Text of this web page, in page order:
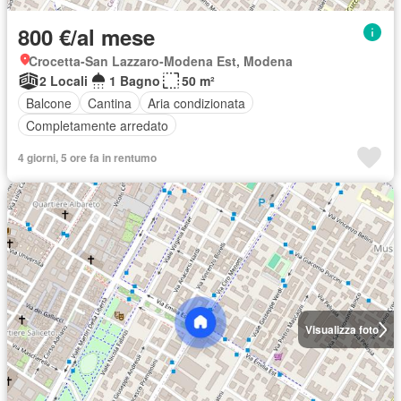
800 €/al mese
Crocetta-San Lazzaro-Modena Est, Modena
2 Locali
1 Bagno
50 m²
Balcone
Cantina
Aria condizionata
Completamente arredato
4 giorni, 5 ore fa in rentumo
Visualizza foto